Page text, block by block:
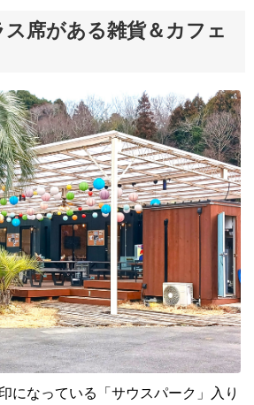
席がある雑貨＆カフェ
になっている「サウスパーク」入り